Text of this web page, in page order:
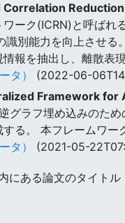
ーク(ICRN)と呼ばれ
識別能力を向上させ
報を抽出し、離散表
タ）
(2022-06-
Framework for
グラフ埋め込みのた
る。 本フレームワー
タ） (2021-05-
にある論文のタイト